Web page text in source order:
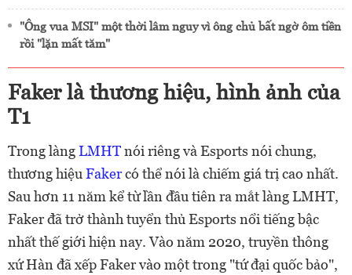
"Ông vua MSI" một thời lâm nguy vì ông chủ bất ngờ ôm tiền
rồi "lặn mất tăm"
Faker là thương hiệu, hình ảnh của
T1
Trong làngLMHTnói riêng và Esports nói chung,
thương hiệu Fakercó thể nói là chiếm giá trị cao nhất.
Sau hơn 11 năm kể từ lần đầu tiên ra mắt làng LMHT,
Faker đã trở thành tuyển thủ Esports nổi tiếng bậc
nhất thế giới hiện nay. Vào năm 2020, truyền thông
xứ Hàn đã xếp Faker vào một trong "tứ đại quốc bảo",